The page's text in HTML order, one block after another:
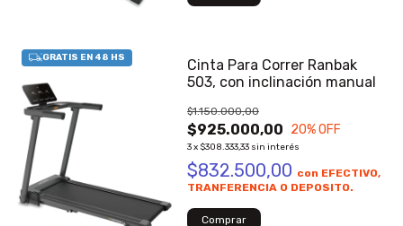
Cinta Para Correr Ranbak
503, con inclinación manual
$925.000,00
$1.150.000,00
20% OFF
3x $308.333,33 sin interés
$832.500,00 con EFECTIVO,
TRANFERENCIA O DEPOSITO.